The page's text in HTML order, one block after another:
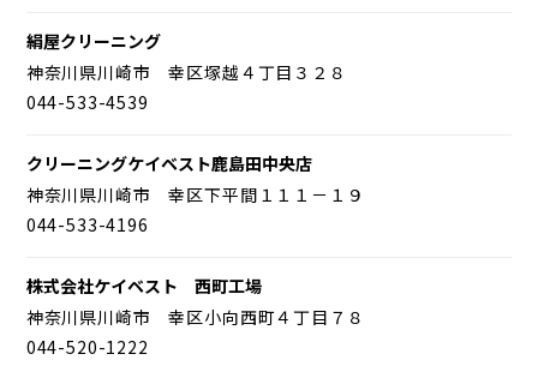
絹屋クリーニング
神奈川県川崎市 幸区塚越４丁目３２８
044-533-4539
クリーニングケイベスト鹿島田中央店
神奈川県川崎市 幸区下平間１１１－１９
044-533-4196
株式会社ケイベスト 西町工場
神奈川県川崎市 幸区小向西町４丁目７８
044-520-1222